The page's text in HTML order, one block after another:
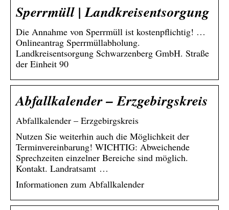
Sperrmüll | Landkreisentsorgung
Die Annahme von Sperrmüll ist kostenpflichtig! …
Onlineantrag Sperrmüllabholung.
Landkreisentsorgung Schwarzenberg GmbH. Straße
der Einheit 90
Abfallkalender – Erzgebirgskreis
Abfallkalender – Erzgebirgskreis
Nutzen Sie weiterhin auch die Möglichkeit der
Terminvereinbarung! WICHTIG: Abweichende
Sprechzeiten einzelner Bereiche sind möglich.
Kontakt. Landratsamt …
Informationen zum Abfallkalender